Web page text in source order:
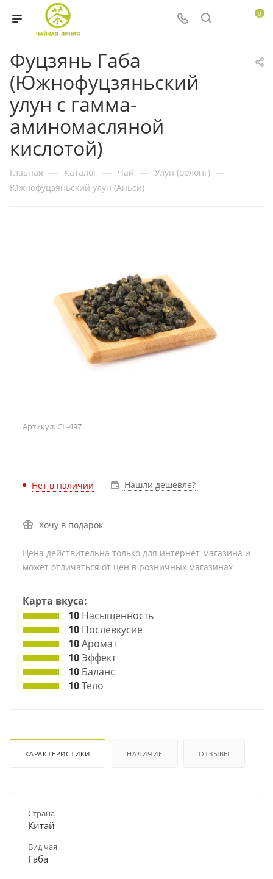
0
Фуцзянь Габа
(Южнофуцзяньский
улун с гамма-
аминомасляной
кислотой)
Главная — Каталог — Чай — Улун (оолонг) —
Южнофуцзяньский улун (Аньси)
Артикул: CL-497
Нет в наличии Нашли дешевле?
Хочу в подарок
Цена действительна только для интернет-магазина и
может отличаться от цен в розничных магазинах
Карта вкуса:
10 Насыщенность
10 Послевкусие
10Аромат
10Эффект
10 Баланс
10Тело
ХАРАКТЕРИСТИКИ НАЛИЧИЕ ОТЗЫВЫ
Страна
Китай
Вид чая
Габа